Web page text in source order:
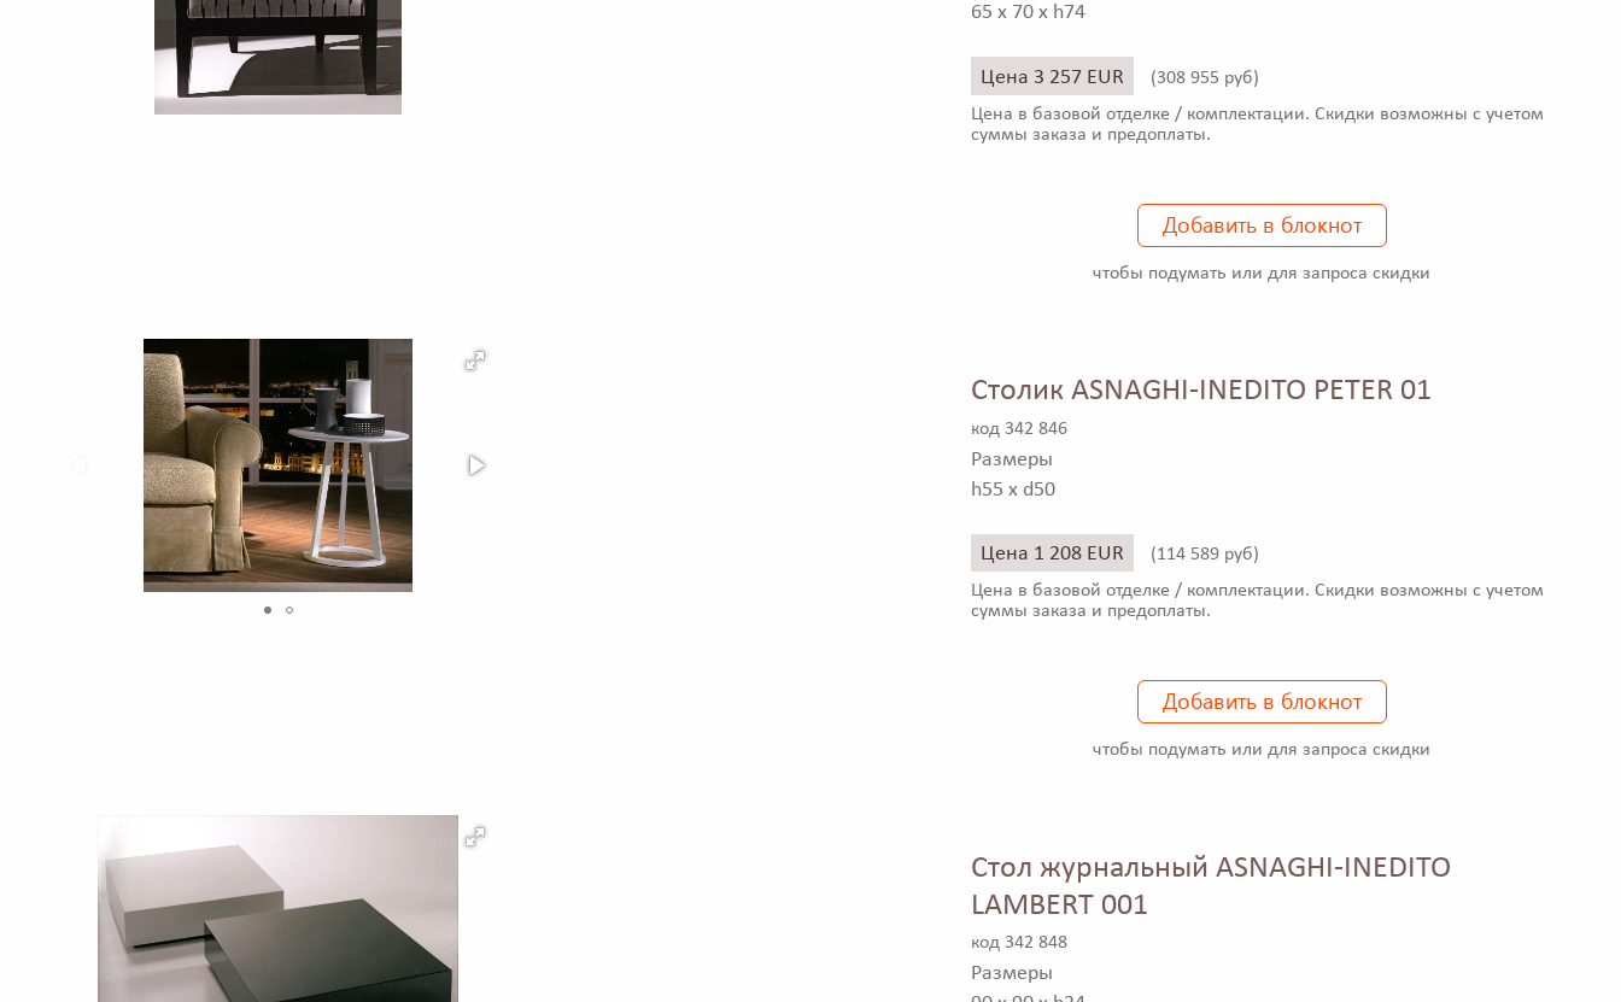
65 x 70 x h74
Цена 3 257 EUR (308 955 руб)
Цена в базовой отделке / комплектации. Скидки возможны с учетом
суммы заказа и предоплаты.
Добавить в блокнот
чтобы подумать или для запроса скидки
Столик ASNAGHI-INEDITO PETER 01
код 342 846
Размеры
h55 x d50
Цена 1 208 EUR (114 589 руб)
Цена в базовой отделке / комплектации. Скидки возможны с учетом
суммы заказа и предоплаты.
Добавить в блокнот
чтобы подумать или для запроса скидки
Стол журнальный ASNAGHI-INEDITO
LAMBERT 001
код 342 848
Размеры